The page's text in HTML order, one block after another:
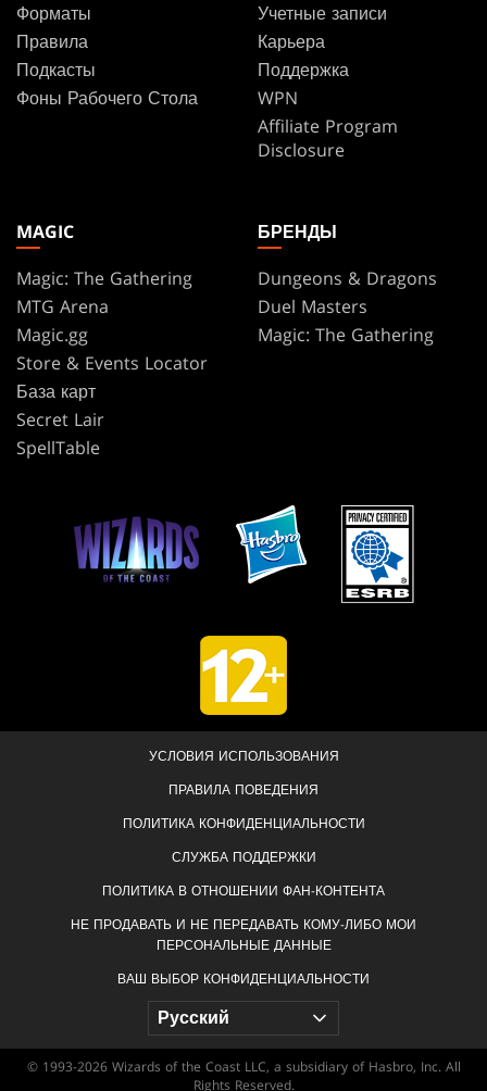
Форматы
Правила
Подкасты
Фоны Рабочего Стола
Учетные записи
Карьера
Поддержка
WPN
Affiliate Program
Disclosure
MAGIC
Magic: The Gathering
MTG Arena
Magic.gg
Store & Events Locator
База карт
Secret Lair
SpellTable
БРЕНДЫ
Dungeons & Dragons
Duel Masters
Magic: The Gathering
УСЛОВИЯ ИСПОЛЬЗОВАНИЯ
ПРАВИЛА ПОВЕДЕНИЯ
ПОЛИТИКА КОНФИДЕНЦИАЛЬНОСТИ
СЛУЖБА ПОДДЕРЖКИ
ПОЛИТИКА В ОТНОШЕНИИ ФАН-КОНТЕНТА
НЕ ПРОДАВАТЬ И НЕ ПЕРЕДАВАТЬ КОМУ-ЛИБО МОИ
ПЕРСОНАЛЬНЫЕ ДАННЫЕ
ВАШ ВЫБОР КОНФИДЕНЦИАЛЬНОСТИ
© 1993-2026 Wizards of the Coast LLC, a subsidiary of Hasbro, Inc. All
Rights Reserved.